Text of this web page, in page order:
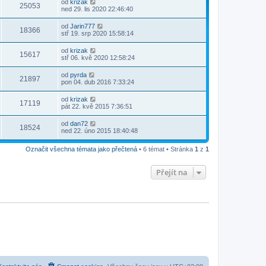
25053 od krizak
ned 29. lis 2020 22:46:40
18366 od Jarin777
stř 19. srp 2020 15:58:14
15617 od krizak
stř 06. kvě 2020 12:58:24
21897 od pyrda
pon 04. dub 2016 7:33:24
17119 od krizak
pát 22. kvě 2015 7:36:51
18524 od dan72
ned 22. úno 2015 18:40:48
Označit všechna témata jako přečtená • 6 témat • Stránka 1 z 1
Přejít na